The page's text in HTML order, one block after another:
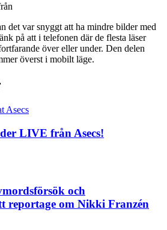
det var snyggt att ha mindre bilder med
på att i telefonen där de flesta läser
över eller under. Den delen
överst i mobilt läge.
LIVE från Asecs!
och
reportage om Nikki Franzén